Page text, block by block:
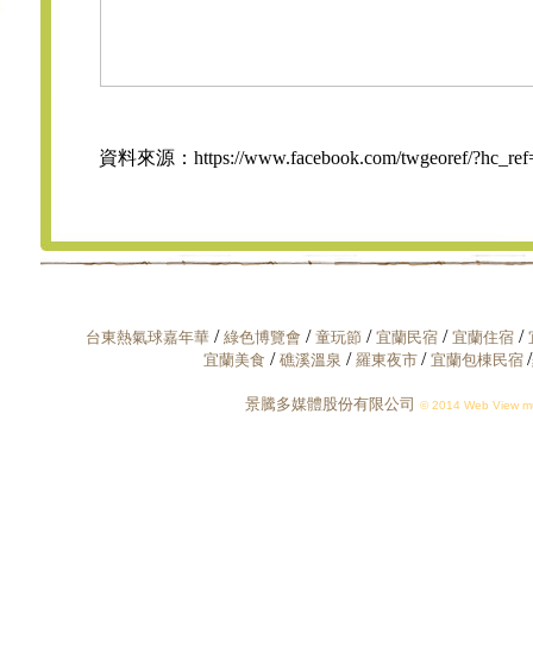
資料來源：https://www.facebook.com/twgeoref/
台東熱氣球嘉年華 / 綠色博覽會 / 童玩節 / 宜蘭民宿 / 宜蘭住宿 /
宜蘭美食 / 礁溪溫泉 / 羅東夜市 / 宜蘭包棟民宿 /
景騰多媒體股份有限公司 © 2014 Web View